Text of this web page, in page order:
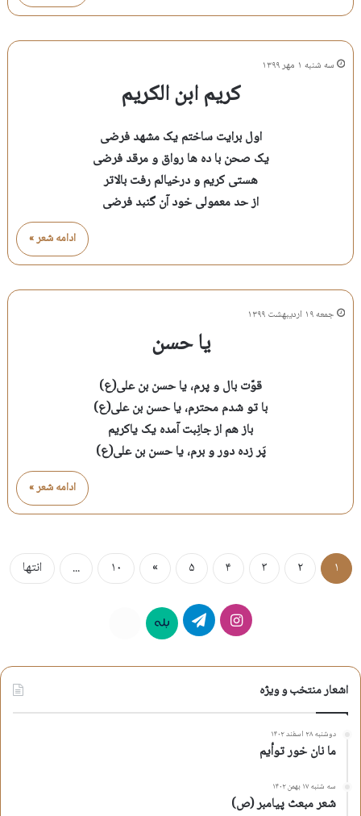
سه شنبه ۱ مهر ۱۳۹۹
کریم ابن الکریم
اول برایت ساختم یک مشهد فرضی
یک صحن با ده ها رواق و مرقد فرضی
هستی کریم و درخیالم رفت بالاتر
از حد معمولی خود آن گنبد فرضی
ادامه شعر »
جمعه ۱۹ اردیبهشت ۱۳۹۹
یا حسن
قوّت بال و پرم، یا حسن بن علی(ع)
با تو شدم محترم، یا حسن بن علی(ع)
باز هم از جانِبت آمده یک یاکریم
پَر زده دور و برم، یا حسن بن علی(ع)
ادامه شعر »
۱ ۲ ۳ ۴ ۵ » ۱۰ ... انتها
اینستاگرامتلگرام بله
اشعار منتخب و ویژه
دوشنبه ۲۸ اسفند ۱۴۰۲
ما نان خور توأیم
سه شنبه ۱۷ بهمن ۱۴۰۲
شعر مبعث پیامبر (ص)